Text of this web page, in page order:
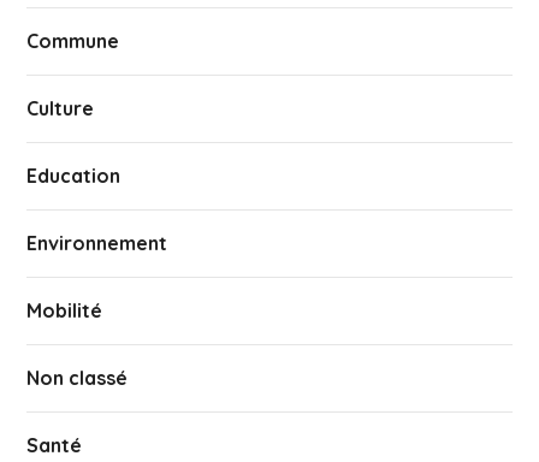
Commune
Culture
Education
Environnement
Mobilité
Non classé
Santé